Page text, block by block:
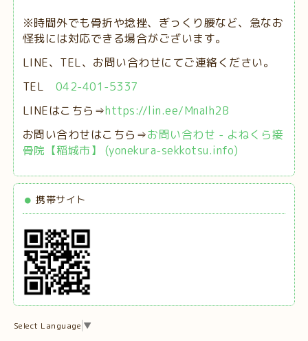
※時間外でも骨折や捻挫、ぎっくり腰など、急なお
怪我には対応できる場合がございます。
LINE、TEL、お問い合わせにてご連絡ください。
TEL 042-401-5337
LINEはこちら⇒https://lin.ee/MnaIh2B
お問い合わせはこちら⇒お問い合わせ - よねくら接
骨院【稲城市】 (yonekura-sekkotsu.info)
携帯サイト
Select Language ▼